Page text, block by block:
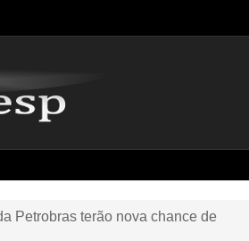
Petrobras terão nova chance de